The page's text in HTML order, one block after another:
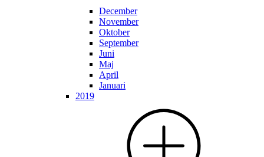
December
November
Oktober
September
Juni
Maj
April
Januari
2019